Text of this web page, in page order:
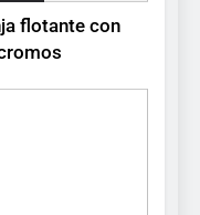
flotante con